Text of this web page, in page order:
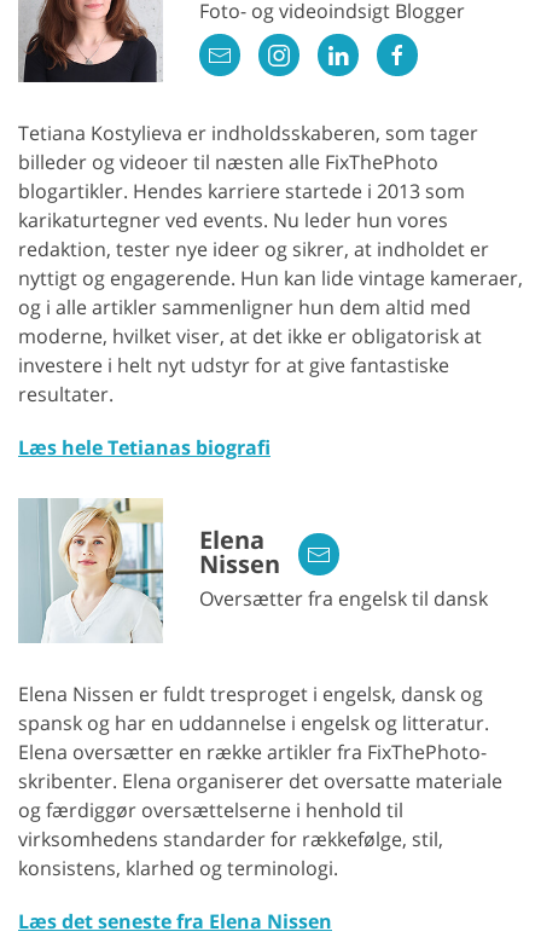
Foto- og videoindsigt Blogger
Tetiana Kostylieva er indholdsskaberen, som tager
billeder og videoer til næsten alle FixThePhoto
blogartikler. Hendes karriere startede i 2013 som
karikaturtegner ved events. Nu leder hun vores
redaktion, tester nye ideer og sikrer, at indholdet er
nyttigt og engagerende. Hun kan lide vintage kameraer,
og i alle artikler sammenligner hun dem altid med
moderne, hvilket viser, at det ikke er obligatorisk at
investere i helt nyt udstyr for at give fantastiske
resultater.
Læs hele Tetianas biografi
Elena
Nissen
Oversætter fra engelsk til dansk
Elena Nissen er fuldt tresproget i engelsk, dansk og
spansk og har en uddannelse i engelsk og litteratur.
Elena oversætter en række artikler fra FixThePhoto-
skribenter. Elena organiserer det oversatte materiale
og færdiggør oversættelserne i henhold til
virksomhedens standarder for rækkefølge, stil,
konsistens, klarhed og terminologi.
Læs det seneste fra Elena Nissen